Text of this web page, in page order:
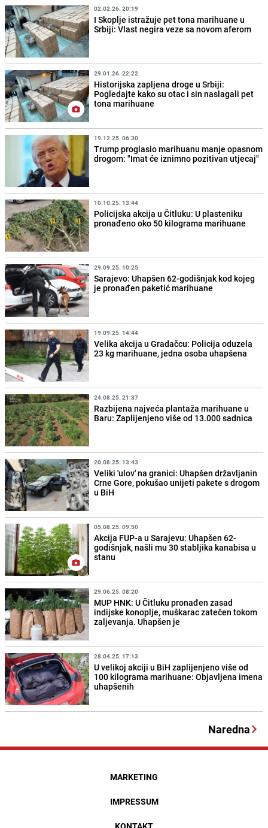
02.02.26. 20:19
I Skoplje istražuje pet tona marihuane u
Srbiji: Vlast negira veze sa novom aferom
29.01.26. 22:22
Historijska zapljena droge u Srbiji:
Pogledajte kako su otac i sin naslagali pet
tona marihuane
19.12.25. 06:30
Trump proglasio marihuanu manje opasnom
drogom: "Imat će iznimno pozitivan utjecaj"
10.10.25. 13:44
Policijska akcija u Čitluku: U plasteniku
pronađeno oko 50 kilograma marihuane
29.09.25. 10:25
Sarajevo: Uhapšen 62-godišnjak kod kojeg
je pronađen paketić marihuane
19.09.25. 14:44
Velika akcija u Gradačcu: Policija oduzela
23 kg marihuane, jedna osoba uhapšena
24.08.25. 21:37
Razbijena najveća plantaža marihuane u
Baru: Zaplijenjeno više od 13.000 sadnica
20.08.25. 13:43
Veliki 'ulov' na granici: Uhapšen državljanin
Crne Gore, pokušao unijeti pakete s drogom
u BiH
05.08.25. 09:50
Akcija FUP-a u Sarajevu: Uhapšen 62-
godišnjak, našli mu 30 stabljika kanabisa u
stanu
29.06.25. 08:20
MUP HNK: U Čitluku pronađen zasad
indijske konoplje, muškarac zatečen tokom
zaljevanja. Uhapšen je
28.04.25. 17:13
U velikoj akciji u BiH zaplijenjeno više od
100 kilograma marihuane: Objavljena imena
uhapšenih
Naredna
MARKETING
IMPRESSUM